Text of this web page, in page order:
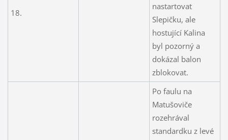
18.
nastartovat
Slepičku, ale
hostující Kalina
byl pozorný a
dokázal balon
zblokovat.
Po faulu na
Matušoviče
rozehrával
standardku z levé